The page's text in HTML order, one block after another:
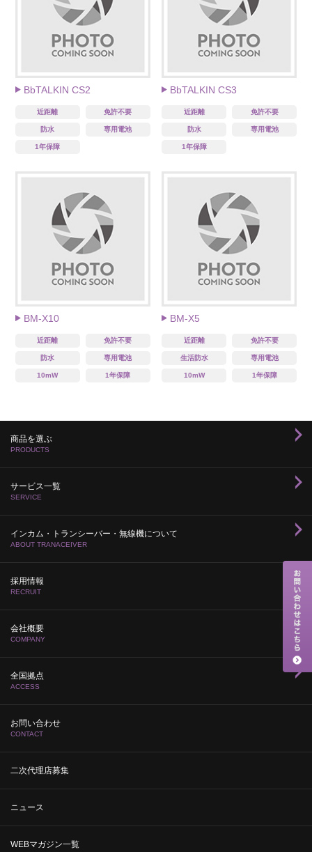
BbTALKIN CS2
近距離 免許不要
防水 専用電池
1年保障
BbTALKIN CS3
近距離 免許不要
防水 専用電池
1年保障
BM-X10
近距離 免許不要
防水 専用電池
10mW 1年保障
BM-X5
近距離 免許不要
生活防水 専用電池
10mW 1年保障
商品を選ぶ
PRODUCTS
サービス一覧
SERVICE
インカム・トランシーバー・無線機について
ABOUT TRANACEIVER
採用情報
RECRUIT
会社概要
COMPANY
全国拠点
ACCESS
お問い合わせ
CONTACT
二次代理店募集
ニュース
WEBマガジン一覧